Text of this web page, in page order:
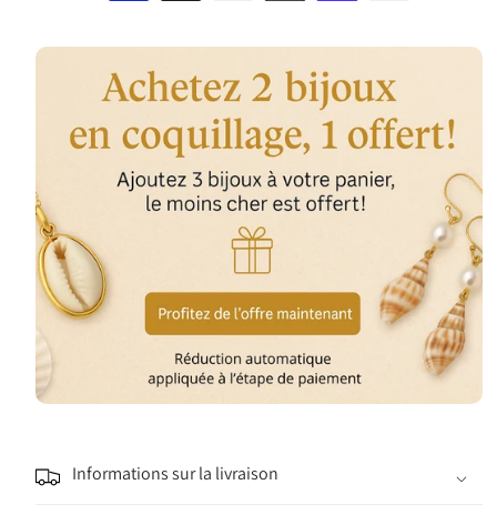
Informations sur la livraison